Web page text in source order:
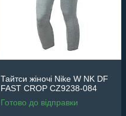
Тайтси жіночі Nike W NK DF
FAST CROP CZ9238-084
Готово до відправки